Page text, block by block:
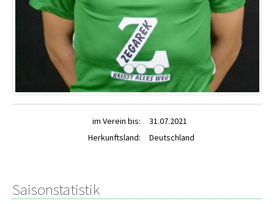
im Verein bis:
31.07.2021
Herkunftsland:
Deutschland
Saisonstatistik